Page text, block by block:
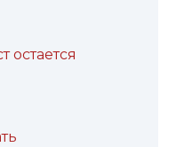
остается